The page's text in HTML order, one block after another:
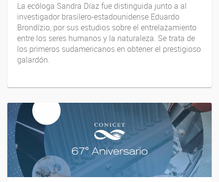
La ecóloga Sandra Díaz fue distinguida junto a al
investigador brasilero-estadounidense Eduardo
Brondízio, por sus estudios sobre el entrelazamiento
entre los seres humanos y la naturaleza. Se trata de
los primeros sudamericanos en obtener el prestigioso
galardón.